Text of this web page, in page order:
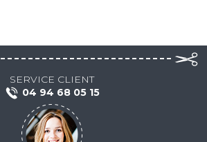
SERVICE CLIENT
04 94 68 05 15